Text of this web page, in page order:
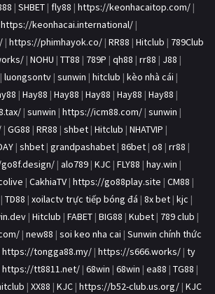
| SHBET | fly88 | https://keonhacaitop.com/ |
https://keonhacai.international/ |
| https://phimhayok.co/ | RR88 | Hitclub | 789Club
| NOHU | TT88 | 789P | qh88 | rr88 | J88 |
| luongsontv | sunwin | hitclub | kèo nhà cái |
| Hay88 | Hay88 | Hay88 | Hay88 | Hay88 |
| sunwin | https://icm88.com/ | sunwin |
| GG88 | RR88 | shbet | Hitclub | NHATVIP |
| shbet | grandpashabet | 86bet | o8 | rr88 |
| alo789 | KJC | FLY88 | hay.win |
| CakhiaTV | https://go88play.site | CM88 |
| TD88 | xoilactv trực tiếp bóng đá | 8x bet | kjc |
| Hitclub | FABET | BIG88 | Kubet | 789 club |
| new88 | soi keo nha cai | Sunwin chính thức
https://tongga88.my/ | https://s666.works/ | ty
https://tt8811.net/ | 68win | 68win | ea88 | TG88 |
| XX88 | KJC | https://b52-club.us.org/ | KJC